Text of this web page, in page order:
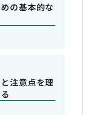
の基本的な
注意点を理